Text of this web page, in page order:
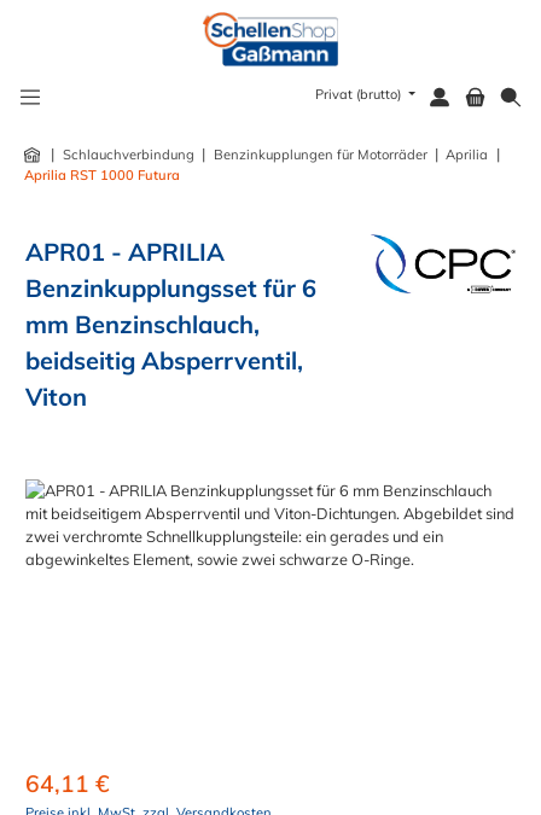
Privat (brutto)
| Schlauchverbindung | Benzinkupplungen für Motorräder | Aprilia |
Aprilia RST 1000 Futura
APR01 - APRILIA
Benzinkupplungsset für 6
mm Benzinschlauch,
beidseitig Absperrventil,
Viton
Bildergalerie überspringen
64,11 €